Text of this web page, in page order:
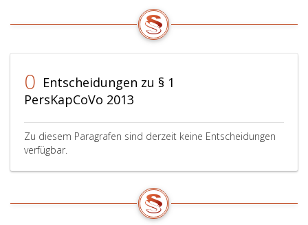
0 Entscheidungen zu § 1
PersKapCoVo 2013
Zu diesem Paragrafen sind derzeit keine Entscheidungen
verfügbar.